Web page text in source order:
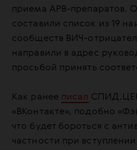
приема АРВ-препаратов.
составили список из 19
сообществ ВИЧ-
направили в адрес
просьбой принять
Как ранее писал
«ВКонтакте», подобно
что будет бороться с
частности при